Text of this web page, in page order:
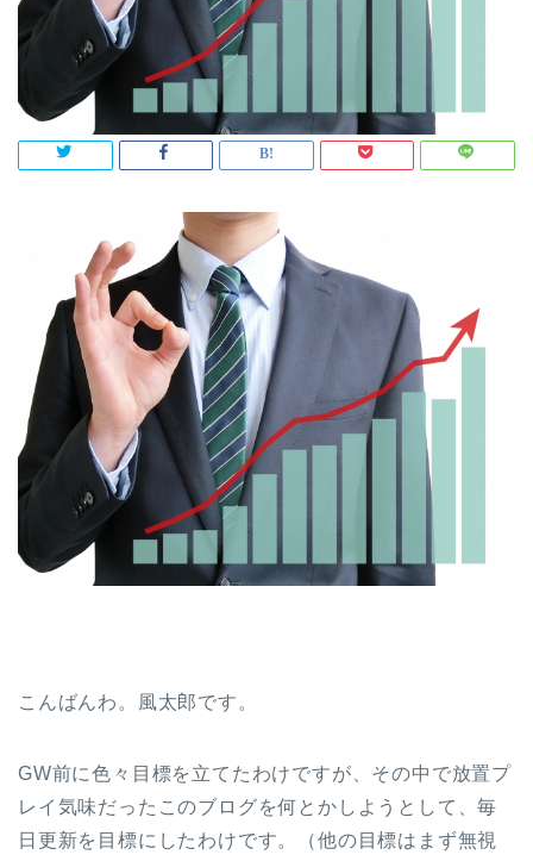
こんばんわ。風太郎です。
GW前に色々目標を立てたわけですが、その中で放置プ
レイ気味だったこのブログを何とかしようとして、毎
日更新を目標にしたわけです。（他の目標はまず無視